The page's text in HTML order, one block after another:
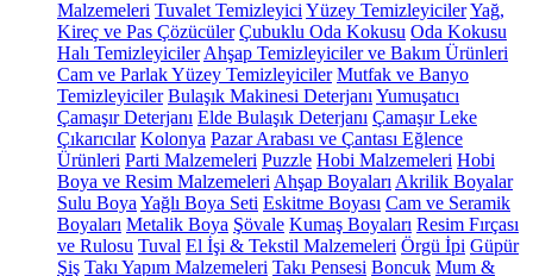
Malzemeleri Tuvalet Temizleyici Yüzey TemizleyicilerYağ,
Kireç ve Pas Çözücüler Çubuklu Oda Kokusu Oda Kokusu
Halı Temizleyiciler Ahşap Temizleyiciler ve Bakım Ürünleri
Cam ve Parlak Yüzey Temizleyiciler Mutfak ve Banyo
Temizleyiciler Bulaşık Makinesi Deterjanı Yumuşatıcı
Çamaşır Deterjanı Elde Bulaşık Deterjanı Çamaşır Leke
Çıkarıcılar Kolonya Pazar Arabası ve Çantası Eğlence
Ürünleri Parti Malzemeleri Puzzle Hobi Malzemeleri Hobi
Boya ve Resim Malzemeleri Ahşap Boyaları Akrilik Boyalar
Sulu Boya Yağlı Boya Seti Eskitme Boyası Cam ve Seramik
Boyaları Metalik Boya Şövale Kumaş Boyaları Resim Fırçası
ve Rulosu Tuval El İşi & Tekstil Malzemeleri Örgü İpi Güpür
Şiş Takı Yapım Malzemeleri Takı Pensesi Boncuk Mum &